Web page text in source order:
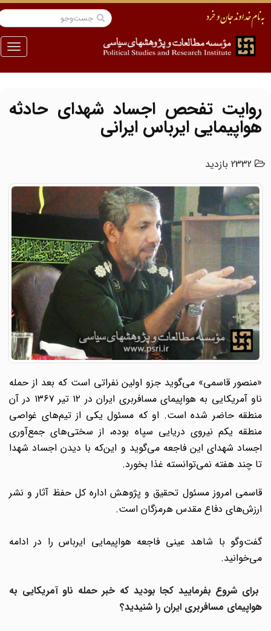
منو
روایت تفحص اجساد شهدای حادثه
هواپیمایی ایرباس ایرانی
2332 بازدید
«منصور قاسمی» می‌گوید جزو اولین نفراتی است که بعد از حمله
ناو آمریکایی به هواپیمای مسافربری ایران در ۱۲ تیر ۱۳۶۷ در آن
منطقه حاضر شده است. او که مسئول یکی از تیم‌های غواصی
منطقه یکم نیروی دریایی سپاه بوده، از سختی‌های جمع‌آوری
اجساد شهدای این فاجعه می‌گوید و این‌که با دیدن اجساد شهدا
تا چند هفته نمی‌توانسته غذا بخورد.
قاسمی امروز مسئول تحقیق و پژوهش اداره کل حفظ آثار و نشر
ارزش‌های دفاع مقدس هرمزگان است.
گفت‌وگو با شاهد عینی فاجعه هواپیمایی ایرباس را در ادامه
می‌خوانید.
برای شروع بفرمایید کجا بودید که خبر حمله ناو آمریکایی به
هواپیمای مسافربری ایران را شنیدید؟